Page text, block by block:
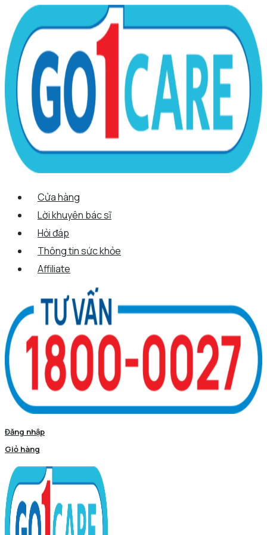
nội
dung
Menu
Cửa hàng
Lời khuyên bác sĩ
Hỏi đáp
Thông tin sức khỏe
Affiliate
Đăng nhập
Giỏ hàng
Tên*
Email*
Trang
web
Scroll
Up